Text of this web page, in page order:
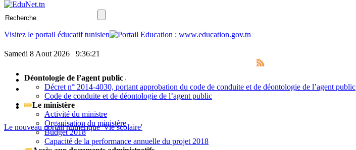
Visitez le portail éducatif tunisien
Samedi 8 Aout 2026 9:36:22
Le nouveau portail numérique 'Vie scolaire'
Déontologie de l’agent public
Décret n° 2014-4030, portant approbation du code de conduite et de déontologie de l’agent public
Code de conduite et de déontologie de l’agent public
Le ministère
Activité du ministre
Organisation du ministère
Budget 2018
Capacité de la performance annuelle du projet 2018